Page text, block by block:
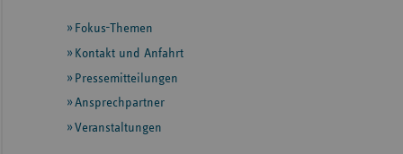
weiteren
Informationen
Fokus-Themen
Kontakt und Anfahrt
Pressemitteilungen
Ansprechpartner
Veranstaltungen